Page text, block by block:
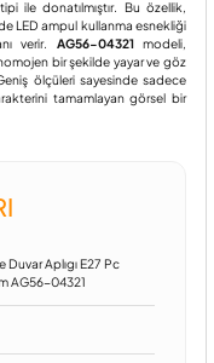
ile donatılmıştır. Bu özellik,
LED ampul kullanma esnekliği
verir. AG56-04321modeli,
bir şekilde yayar ve göz
ölçüleri sayesinde sadece
tamamlayan görsel bir
Duvar Aplıgı E27 Pc
AG56-04321